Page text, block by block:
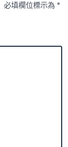
必填欄位標示為*